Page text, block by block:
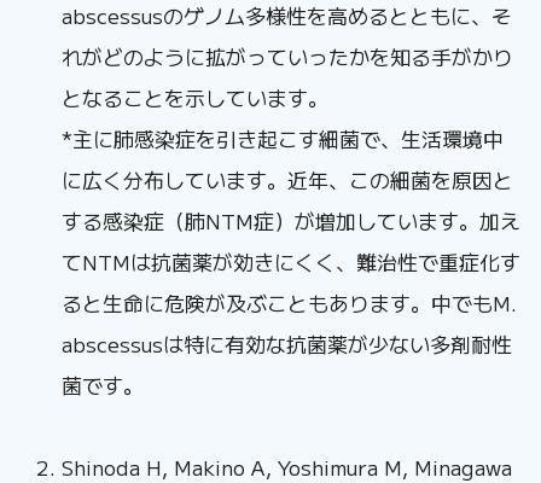
abscessusのゲノム多様性を高めるとともに、そ
れがどのように拡がっていったかを知る手がかり
となることを示しています。
*主に肺感染症を引き起こす細菌で、生活環境中
に広く分布しています。近年、この細菌を原因と
する感染症（肺NTM症）が増加しています。加え
てNTMは抗菌薬が効きにくく、難治性で重症化す
ると生命に危険が及ぶこともあります。中でもM.
abscessusは特に有効な抗菌薬が少ない多剤耐性
菌です。
Shinoda H, Makino A, Yoshimura M, Minagawa